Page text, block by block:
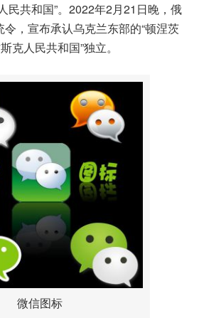
民共和国”。2022年2月21日晚，俄
，宣布承认乌克兰东部的“顿涅茨
克人民共和国”独立。
微信图标